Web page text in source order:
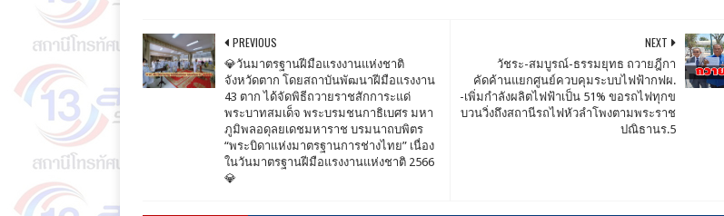
NEXT
วัชระ-สมบูรณ์-ธรรมยุทธ ถวายฎีกา
คัดค้านแยกศูนย์ควบคุมระบบไฟฟ้ากฟผ.
-เพิ่มกำลังผลิตไฟฟ้าเป็น 51% ขอรถไฟทุกข
บวนวิ่งถึงสถานีรถไฟหัวลำโพงตามพระราช
ปณิธานร.5
PREVIOUS
💎วันมาตรฐานฝีมือแรงงานแห่งชาติ
จังหวัดตาก โดยสถาบันพัฒนาฝีมือแรงงาน
43 ตาก ได้จัดพิธีถวายราชสักการะแด่
พระบาทสมเด็จ พระบรมชนกาธิเบศร มหา
ภูมิพลอดุลยเดชมหาราช บรมนาถบพิตร
“พระบิดาแห่งมาตรฐานการช่างไทย” เนื่อง
ในวันมาตรฐานฝีมือแรงงานแห่งชาติ 2566
💎